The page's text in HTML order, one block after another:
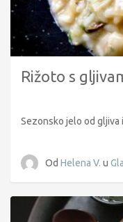
Rižoto s
Sezonsko jelo od gljiva
Od Helena V. u